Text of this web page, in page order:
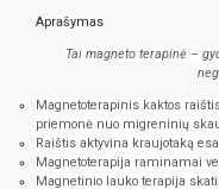
Aprašymas
Tai magneto terapinė –
Magnetoterapinis kaktos
priemonė nuo migreninių
Raištis aktyvina kraujotaką
Magnetoterapija raminamai
Magnetinio lauko terapija